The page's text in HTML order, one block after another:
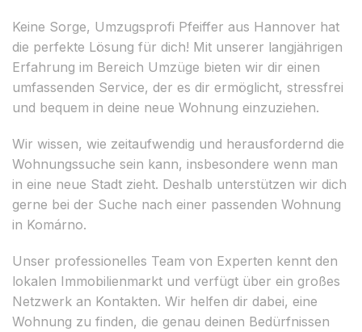
Keine Sorge, Umzugsprofi Pfeiffer aus Hannover hat
die perfekte Lösung für dich! Mit unserer langjährigen
Erfahrung im Bereich Umzüge bieten wir dir einen
umfassenden Service, der es dir ermöglicht, stressfrei
und bequem in deine neue Wohnung einzuziehen.
Wir wissen, wie zeitaufwendig und herausfordernd die
Wohnungssuche sein kann, insbesondere wenn man
in eine neue Stadt zieht. Deshalb unterstützen wir dich
gerne bei der Suche nach einer passenden Wohnung
in Komárno.
Unser professionelles Team von Experten kennt den
lokalen Immobilienmarkt und verfügt über ein großes
Netzwerk an Kontakten. Wir helfen dir dabei, eine
Wohnung zu finden, die genau deinen Bedürfnissen